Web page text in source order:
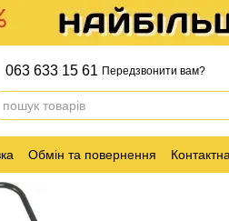
063 633 15 61 Передзвонити вам?
Обмін та повернення